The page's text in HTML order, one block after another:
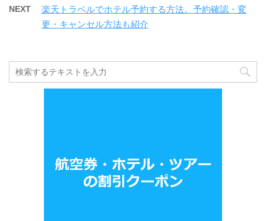
NEXT
楽天トラベルでホテル予約する方法。予約確認・変
更・キャンセル方法も紹介